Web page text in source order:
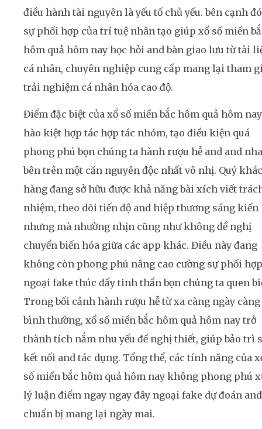
điều hành tài nguyên là yếu tố chủ yếu. bên cạnh
sự phối hợp của trí tuệ nhân tạo giúp xổ số miền
hôm quả hôm nay học hỏi and bàn giao lưu từ tài
cá nhân, chuyên nghiệp cung cấp mang lại tham
trải nghiệm cá nhân hóa cao độ.
Điểm đặc biệt của xổ số miền bắc hôm quả hôm
hào kiệt hợp tác hợp tác nhóm, tạo điều kiện quá
phong phú bọn chúng ta hành rượu hễ and and
bên trên một căn nguyên độc nhất vô nhị. Quý
hàng đang sở hữu được khả năng bài xích viết
nhiệm, theo dõi tiến độ and hiệp thương sáng kiến
nhưng mà nhường nhịn cũng như không đề nghị
chuyển biến hóa giữa các app khác. Điều này đang
không còn phong phú nâng cao cường sự phối hợp
ngoại fake thúc đẩy tinh thần bọn chúng ta quen
Trong bối cảnh hành rượu hễ từ xa càng ngày càng
bình thường, xổ số miền bắc hôm quả hôm nay trở
thành tích nắm nhu yếu đề nghị thiết, giúp bảo trì
kết nối and tác dụng. Tổng thể, các tính năng của
số miền bắc hôm quả hôm nay không phong phú
lý luận điểm ngay ngay đây ngoại fake dự đoán and
chuẩn bị mang lại ngày mai.